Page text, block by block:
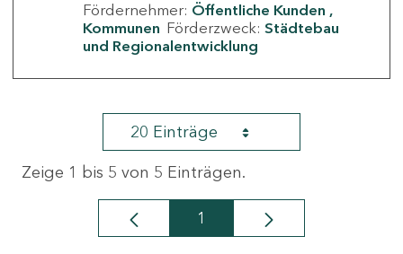
Fördernehmer: Öffentliche Kunden
Kommunen Förderzweck: Städtebau
und Regionalentwicklung
20 Einträge
Zeige 1 bis 5 von 5 Einträgen.
Seite
1